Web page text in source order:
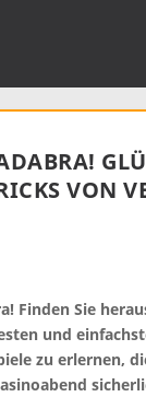
VON
Finden Sie
und
zu erlernen,